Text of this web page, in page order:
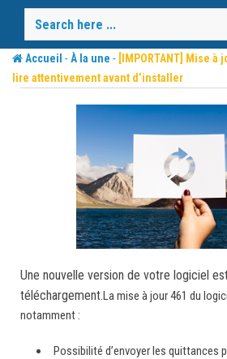
content
Accueil -À la une -
[IMPORTANT] Mise
lire attentivement avant d’installer
Une nouvelle version de votre logiciel
téléchargement.La mise à jour 461 du
notamment :
Possibilité d’envoyer les quittances